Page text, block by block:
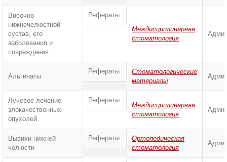
Височно-
нижнечелюстной
сустав, его
заболевания и
повреждения
Рефераты
Междисциплинарная
стоматология
Альгинаты
Рефераты
Стоматологические
материалы
Лучевое лечение
злокачественных
опухолей
Рефераты
Междисциплинарная
стоматология
Вывихи нижней
челюсти
Рефераты
Ортопедическая
стоматология